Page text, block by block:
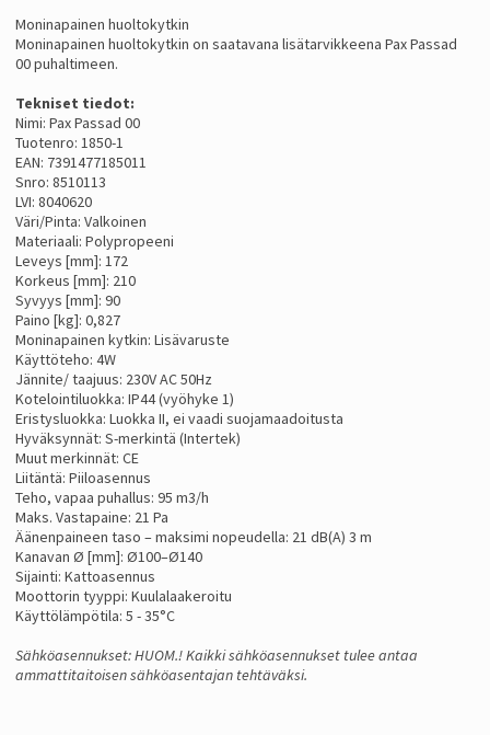
Moninapainen huoltokytkin
Moninapainen huoltokytkin on saatavana lisätarvikkeena Pax Passad
00 puhaltimeen.
Tekniset tiedot:
Nimi: Pax Passad 00
Tuotenro: 1850-1
EAN: 7391477185011
Snro: 8510113
LVI: 8040620
Väri/Pinta: Valkoinen
Materiaali: Polypropeeni
Leveys [mm]: 172
Korkeus [mm]: 210
Syvyys [mm]: 90
Paino [kg]: 0,827
Moninapainen kytkin: Lisävaruste
Käyttöteho: 4W
Jännite/ taajuus: 230V AC 50Hz
Kotelointiluokka: IP44 (vyöhyke 1)
Eristysluokka: Luokka II, ei vaadi suojamaadoitusta
Hyväksynnät: S-merkintä (Intertek)
Muut merkinnät: CE
Liitäntä: Piiloasennus
Teho, vapaa puhallus: 95 m3/h
Maks. Vastapaine: 21 Pa
Äänenpaineen taso – maksimi nopeudella: 21 dB(A) 3 m
Kanavan Ø [mm]: Ø100–Ø140
Sijainti: Kattoasennus
Moottorin tyyppi: Kuulalaakeroitu
Käyttölämpötila: 5 - 35°C
Sähköasennukset: HUOM.! Kaikki sähköasennukset tulee antaa
ammattitaitoisen sähköasentajan tehtäväksi.